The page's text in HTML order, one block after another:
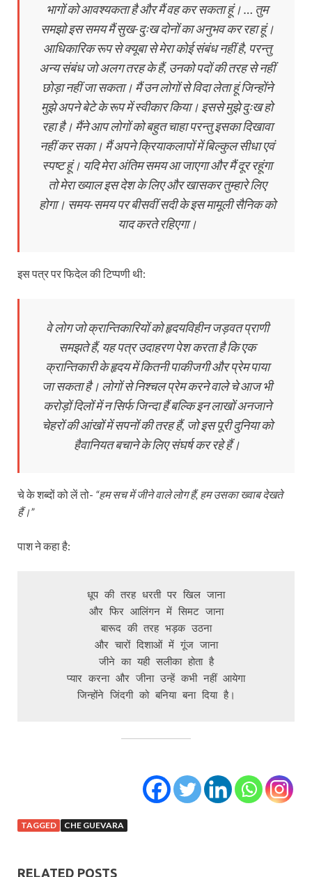
भागों को आवश्‍यकता है और मैं वह कर सकता हूं। … तुम
समझो इस समय मैं सुख-दुःख दोनों का अनुभव कर रहा हूं।
आधिकारिक रूप से क्यूबा से मेरा कोई संबंध नहीं है, परन्तु
अन्य संबंध जो अलग तरह के हैं, उनको पदों की तरह से नहीं
छोड़ा नहीं जा सकता। मैं उन लोगों से विदा लेता हूं जिन्होंने
मुझे अपने बेटे के रूप में स्वीकार किया। इससे मुझे दुःख हो
रहा है। मैंने आप लोगों को बहुत चाहा परन्तु इसका दिखावा
नहीं कर सका। मैं अपने क्रियाकलापों में बिल्कुल सीधा एवं
स्‍पष्‍ट हूं। यदि मेरा अंतिम समय आ जाएगा और मैं दूर रहूंगा
तो मेरा ख्याल इस देश के लिए और खासकर तुम्हारे लिए
होगा। समय-समय पर बीसवीं सदी के इस मामूली सैनिक को
याद करते रहिएगा।
इस पत्र पर फिदेल की टिप्पणी थी:
वे लोग जो क्रान्तिकारियों को हृदयविहीन जड़वत प्राणी
समझते हैं, यह पत्र उदाहरण पेश करता है कि एक
क्रान्तिकारी के हृदय में कितनी पाकीजगी और प्रेम पाया
जा सकता है। लोगों से निश्‍चल प्रेम करने वाले चे आज भी
करोड़ों दिलों में न सिर्फ जिन्दा हैं बल्कि इन लाखों अनजाने
चेहरों की आंखों में सपनों की तरह हैं, जो इस पूरी दुनिया को
हैवानियत बचाने के लिए संघर्ष कर रहे हैं।
चे के शब्दों को लें तो- “हम सच में जीने वाले लोग हैं, हम उसका ख्वाब देखते
हैं।”
पाश ने कहा है:
धूप की तरह धरती पर खिल जाना
और फिर आलिंगन में सिमट जाना
बारूद की तरह भड़क उठना
और चारों दिशाओं में गूंज जाना
जीने का यही सलीका होता है
प्यार करना और जीना उन्हें कभी नहीं आयेगा
जिन्होंने जिंदगी को बनिया बना दिया है।
TAGGED CHE GUEVARA
RELATED POSTS